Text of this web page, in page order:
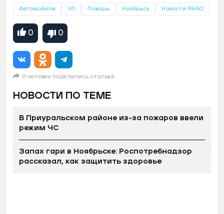
Автомобили ЧП Пожары Ноябрьск Новости ЯНАО
0 0
0 человек поделились статьей
НОВОСТИ ПО ТЕМЕ
В Приуральском районе из-за пожаров ввели
режим ЧС
Запах гари в Ноябрьске: Роспотребнадзор
рассказал, как защитить здоровье